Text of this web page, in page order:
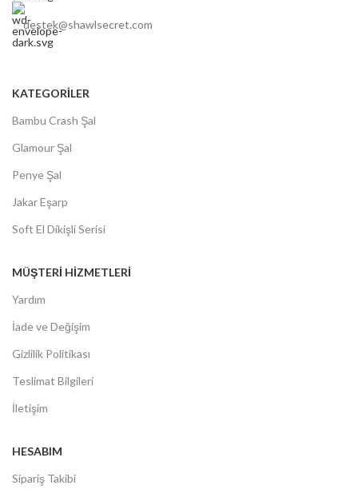
destek@shawlsecret.com
KATEGORİLER
Bambu Crash Şal
Glamour Şal
Penye Şal
Jakar Eşarp
Soft El Dikişli Serisi
MÜŞTERİ HİZMETLERİ
Yardım
İade ve Değişim
Gizlilik Politikası
Teslimat Bilgileri
İletişim
HESABIM
Sipariş Takibi